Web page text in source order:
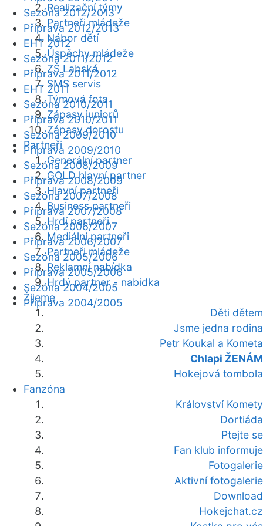
Realizační týmy
Partneři mládeže
Nábor dětí
Úspěchy mládeže
ZŠ Labská
SMS servis
Týmová fota
Zápasy juniorů
Zápasy dorostu
Partneři
Generální partner
GOLD hlavní partner
Hlavní partneři
Business partneři
Hrdí partneři
Mediální partneři
Partneři mládeže
Reklamní nabídka
Hrdý partner - nabídka
Žijeme
Děti dětem
Jsme jedna rodina
Petr Koukal a Kometa
Chlapi ŽENÁM
Hokejová tombola
Fanzóna
Království Komety
Dortiáda
Ptejte se
Fan klub informuje
Fotogalerie
Aktivní fotogalerie
Download
Hokejchat.cz
Sezóna 2012/2013
Příprava 2012/2013
EHT 2012
Sezóna 2011/2012
Příprava 2011/2012
EHT 2011
Sezóna 2010/2011
Příprava 2010/2011
Sezóna 2009/2010
Příprava 2009/2010
Sezóna 2008/2009
Příprava 2008/2009
Sezóna 2007/2008
Příprava 2007/2008
Sezóna 2006/2007
Příprava 2006/2007
Sezóna 2005/2006
Příprava 2005/2006
Sezóna 2004/2005
Příprava 2004/2005